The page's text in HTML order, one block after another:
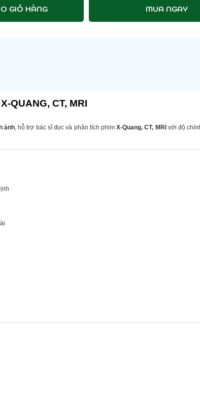
GIỎ HÀNG MUA NGAY
QUANG, CT, MRI
ảnh, hỗ trợ bác sĩ đọc và phân tích phimX-Quang, CT, MRIvới độ